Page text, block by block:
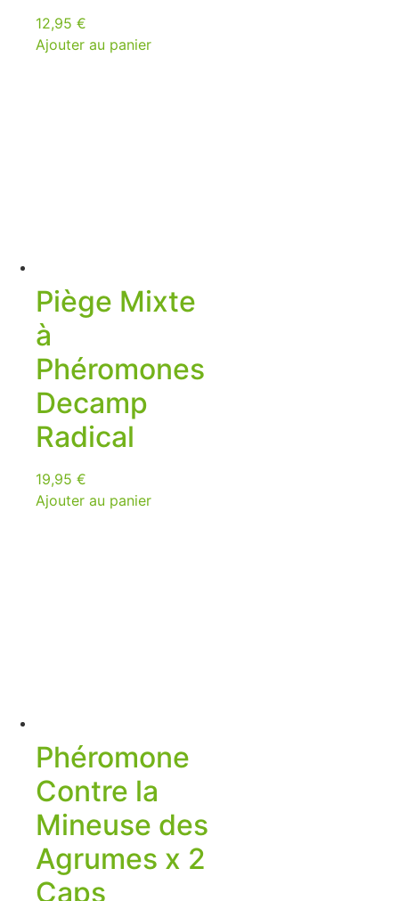
12,95 €
Ajouter au panier
Piège Mixte
à
Phéromones
Decamp
Radical
19,95 €
Ajouter au panier
Phéromone
Contre la
Mineuse des
Agrumes x 2
Caps